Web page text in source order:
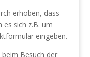
erhoben, dass
es sich z.B. um
eingeben.
Besuch der